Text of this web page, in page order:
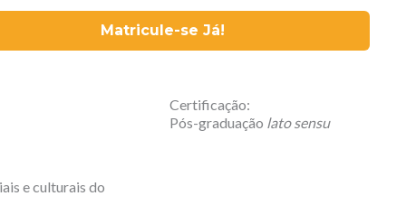
Matricule-se Já!
e culturais do
Certificação:
Pós-graduação lato sensu